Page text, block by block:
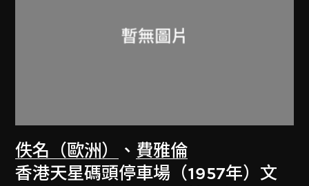
佚名（歐洲） 、 費雅倫
香港天星碼頭停車場（1957年）文